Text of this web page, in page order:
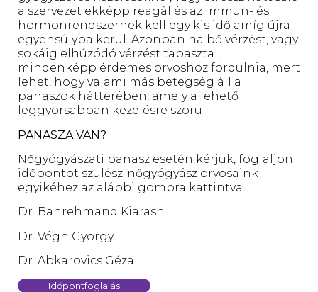
a szervezet ekképp reagál és az immun- és
hormonrendszernek kell egy kis idő amíg újra
egyensúlyba kerül. Azonban ha bő vérzést, vagy
sokáig elhúzódó vérzést tapasztal,
mindenképp érdemes orvoshoz fordulnia, mert
lehet, hogy valami más betegség áll a
panaszok hátterében, amely a lehető
leggyorsabban kezelésre szorul.
PANASZA VAN?
Nőgyógyászati panasz esetén kérjük, foglaljon
időpontot szülész-nőgyógyász orvosaink
egyikéhez az alábbi gombra kattintva.
Dr. Bahrehmand Kiarash
Dr. Végh György
Dr. Abkarovics Géza
Időpontfoglalás